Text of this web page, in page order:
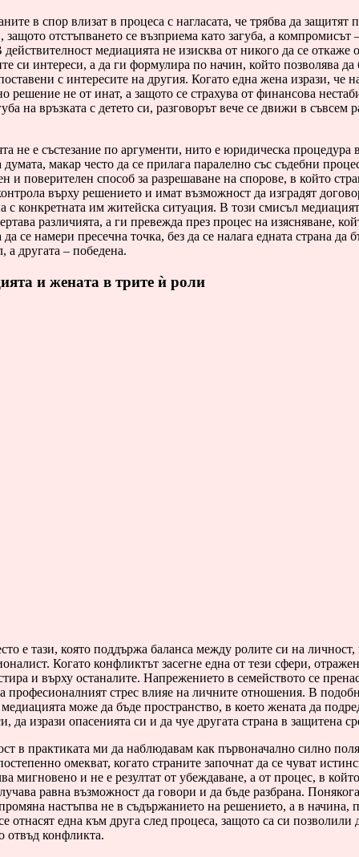
в спор влизат в процеса с нагласата, че трябва да защитят
защото отстъпването се възприема като загуба, а компромисът
действителност медиацията не изисква от никого да се откаже
си интереси, а да ги формулира по начин, който позволява да
с интересите на другия. Когато една жена изрази, че
решение не от инат, а защото се страхува от финансова
на връзката с детето си, разговорът вече се движи в съвсем
не е състезание по аргументи, нито е юридическа процедура
макар често да се прилага паралелно със съдебни
и поверителен способ за разрешаване на спорове, в който
върху решението и имат възможност да изградят
с конкретната им житейска ситуация. В този смисъл
различията, а ги превежда през процес на изясняване,
да се намери пресечна точка, без да се налага едната страна да
а другата – победена.
и жената в трите ѝ роли
е тази, която поддържа баланса между ролите си на личност,
Когато конфликтът засегне една от тези сфери,
и върху останалите. Напрежението в семейството се
а професионалният стрес влияе на личните отношения. В
може да бъде пространство, в което жената да
да изрази опасенията си и да чуе другата страна в защитена
в практиката ми да наблюдавам как първоначално силно
омекват, когато страните започнат да се чуват
мигновено и не е резултат от убеждаване, а от процес, в
равна възможност да говори и да бъде разбрана.
настъпва не в съдържанието на решението, а в начина,
отнасят една към друга след процеса, защото са си позволили
отвъд конфликта.